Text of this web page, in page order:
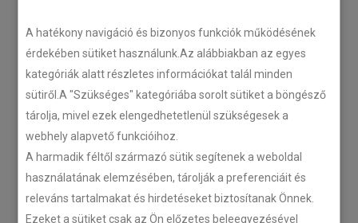
A hatékony navigáció és bizonyos funkciók működésének
érdekében sütiket használunk.Az alábbiakban az egyes
kategóriák alatt részletes információkat talál minden
sütiről.A "Szükséges" kategóriába sorolt sütiket a böngésző
tárolja, mivel ezek elengedhetetlenül szükségesek a
webhely alapvető funkcióihoz.
A harmadik féltől származó sütik segítenek a weboldal
használatának elemzésében, tárolják a preferenciáit és
releváns tartalmakat és hirdetéseket biztosítanak Önnek.
Ezeket a sütiket csak az Ön előzetes beleegyezésével